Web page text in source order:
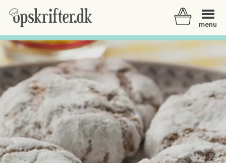
menu
Der er ingen varer i din kurv.